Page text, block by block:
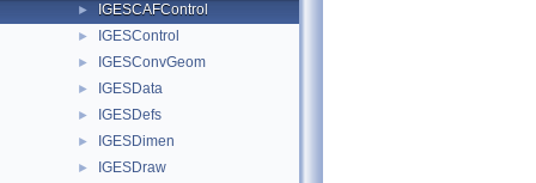
► IGESCAFControl
► IGESControl
► IGESConvGeom
► IGESData
► IGESDefs
► IGESDimen
► IGESDraw